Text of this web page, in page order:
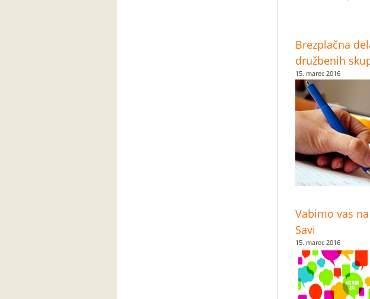
Brezplačna
družbenih
15. marec 2016
Vabimo vas
Savi
15. marec 2016